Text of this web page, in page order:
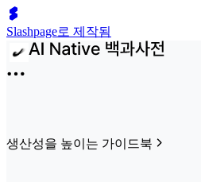
Slashpage로 제작됨
생산성을 높이는 가이드북